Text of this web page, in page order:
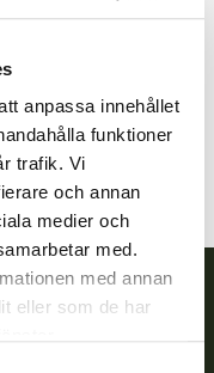
anpassa innehållet
funktioner
trafik. Vi
och annan
medier och
med.
med annan
eller som de har